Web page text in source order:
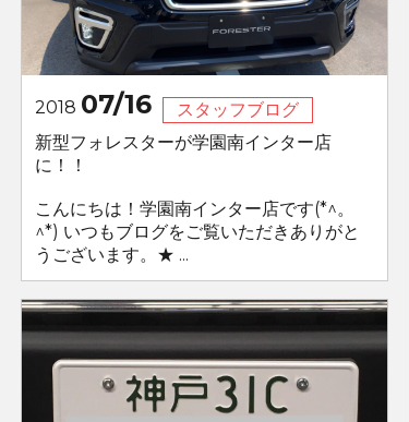
2018 07/16
スタッフブログ
新型フォレスターが学園南インター店
に！！
こんにちは！学園南インター店です(*^。
^*) いつもブログをご覧いただきありがと
うございます。★ ...